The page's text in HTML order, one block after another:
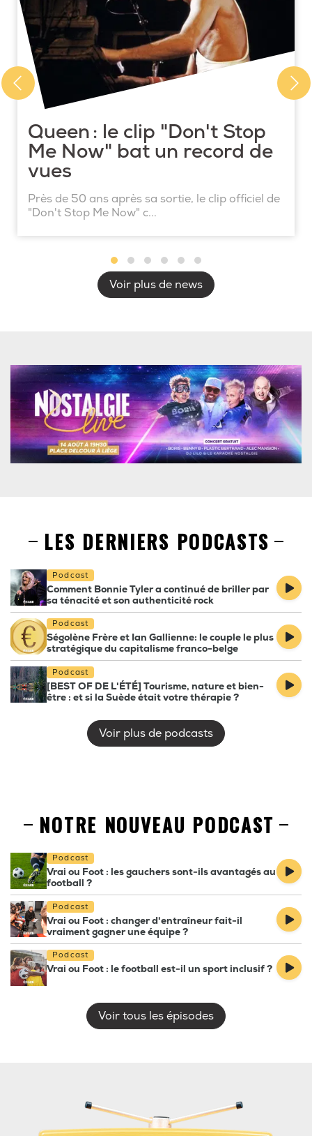
Queen : le clip "Don't Stop
Me Now" bat un record de
vues
Près de 50 ans après sa sortie, le clip officiel de
"Don't Stop Me Now" c...
Voir plus de news
LES DERNIERS PODCASTS
Podcast
Comment Bonnie Tyler a continué de briller par
sa ténacité et son authenticité rock
Podcast
Ségolène Frère et Ian Gallienne: le couple le plus
stratégique du capitalisme franco-belge
Podcast
[BEST OF DE L'ÉTÉ] Tourisme, nature et bien-
être : et si la Suède était votre thérapie ?
Voir plus de podcasts
NOTRE NOUVEAU PODCAST
Podcast
Vrai ou Foot : les gauchers sont-ils avantagés au
football ?
Podcast
Vrai ou Foot : changer d'entraîneur fait-il
vraiment gagner une équipe ?
Podcast
Vrai ou Foot : le football est-il un sport inclusif ?
Voir tous les épisodes